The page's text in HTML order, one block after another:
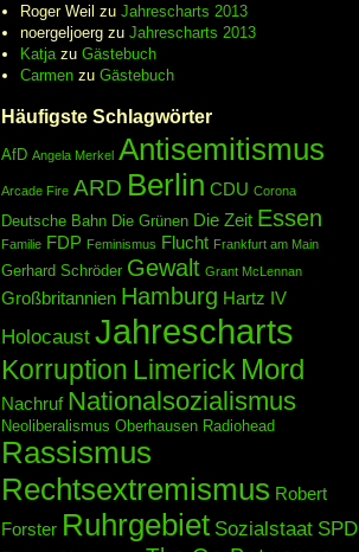
Roger Weil zu Jahrescharts 2013
noergeljoergzu Jahrescharts 2013
Katjazu Gästebuch
Carmenzu Gästebuch
Häufigste Schlagwörter
AfD Angela Merkel Antisemitismus
Arcade Fire ARD Berlin CDU Corona
Deutsche Bahn Die Grünen Die Zeit Essen
Familie FDP Feminismus Flucht Frankfurt am Main
Gerhard Schröder Gewalt Grant McLennan
Großbritannien Hamburg Hartz IV
Holocaust Jahrescharts
Korruption Limerick Mord
Nachruf Nationalsozialismus
Neoliberalismus Oberhausen Radiohead
Rassismus
Rechtsextremismus Robert
Forster Ruhrgebiet Sozialstaat SPD